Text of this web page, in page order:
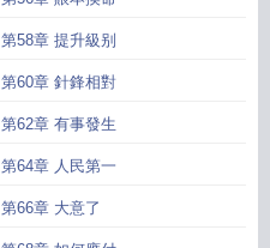
第58章 提升級别
第60章 針鋒相對
第62章 有事發生
第64章 人民第一
第66章 大意了